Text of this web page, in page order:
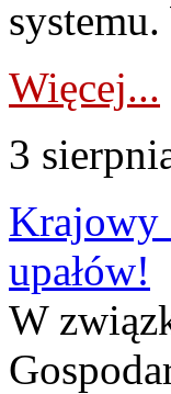
Więcej...
3
Krajowy
upałów!
W